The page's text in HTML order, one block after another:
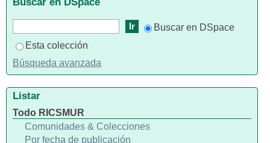
Buscar en DSpace
Esta colección
Búsqueda avanzada
Listar
Todo RICSMUR
Comunidades & Colecciones
Por fecha de publicación